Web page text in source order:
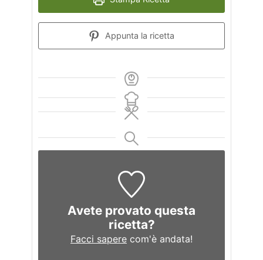
Appunta la ricetta
Avete provato questa
ricetta?
Facci sapere com'è andata!